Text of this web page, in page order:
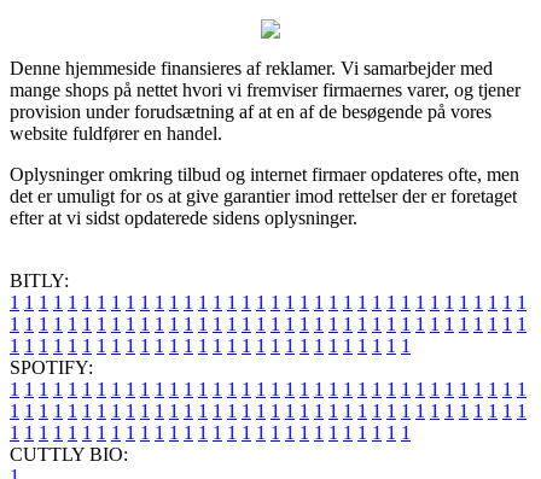
Denne hjemmeside finansieres af reklamer. Vi samarbejder med
mange shops på nettet hvori vi fremviser firmaernes varer, og tjener
provision under forudsætning af at en af de besøgende på vores
website fuldfører en handel.
Oplysninger omkring tilbud og internet firmaer opdateres ofte, men
det er umuligt for os at give garantier imod rettelser der er foretaget
efter at vi sidst opdaterede sidens oplysninger.
BITLY:
1 1 1 1 1 1 1 1 1 1 1 1 1 1 1 1 1 1 1 1 1 1 1 1 1 1 1 1 1 1 1 1 1 1 1 1
1 1 1 1 1 1 1 1 1 1 1 1 1 1 1 1 1 1 1 1 1 1 1 1 1 1 1 1 1 1 1 1 1 1 1 1
1 1 1 1 1 1 1 1 1 1 1 1 1 1 1 1 1 1 1 1 1 1 1 1 1 1 1 1
SPOTIFY:
1 1 1 1 1 1 1 1 1 1 1 1 1 1 1 1 1 1 1 1 1 1 1 1 1 1 1 1 1 1 1 1 1 1 1 1
1 1 1 1 1 1 1 1 1 1 1 1 1 1 1 1 1 1 1 1 1 1 1 1 1 1 1 1 1 1 1 1 1 1 1 1
1 1 1 1 1 1 1 1 1 1 1 1 1 1 1 1 1 1 1 1 1 1 1 1 1 1 1 1
CUTTLY BIO: